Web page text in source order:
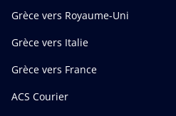
Grèce vers Royaume-Uni
Grèce vers Italie
Grèce vers France
ACS Courier